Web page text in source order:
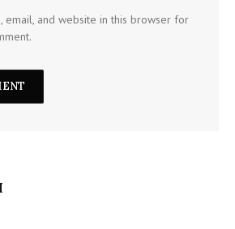
email, and website in this browser for